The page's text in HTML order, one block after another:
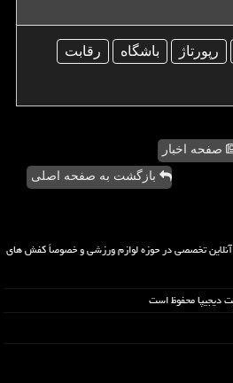
رپورتاژ باشگاه
رقابت
صفحه اخبار
بازگشت به صفحه اصلی
تخصصی در حوزه لوازم ورزشی و خصوصاً کفش های